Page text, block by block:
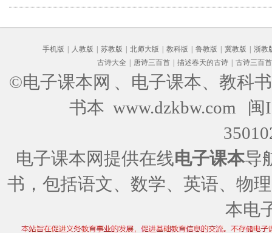
手机版 人教版 苏教版 北师大版 教科版 鲁教版 冀教版
浙教
古诗大全
唐诗三百首 描述春天的古诗 古诗三百首
©电子课本网 、电子课本、教科
书本 www.dzkbw.com
闽
电子课本网提供在线电子课本导
书，包括语文、数学、英语、物
本电